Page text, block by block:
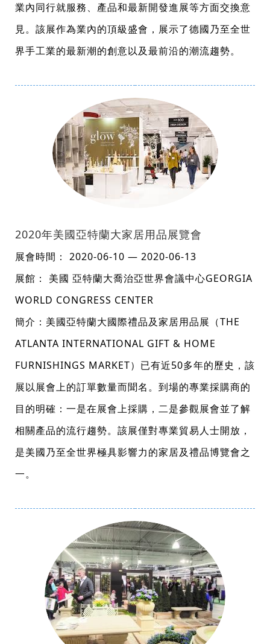
業內同行就服務、產品和最新開發進展等方面交換意
見。該展作為業內的頂級盛會，展示了德國乃至全世
界手工業的最新潮的創意以及最前沿的潮流趨勢。
2020年美國亞特蘭大家居用品展覽會
展會時間： 2020-06-10 — 2020-06-13
展館： 美國 亞特蘭大喬治亞世界會議中心GEORGIA
WORLD CONGRESS CENTER
簡介：美國亞特蘭大國際禮品及家居用品展（THE
ATLANTA INTERNATIONAL GIFT & HOME
FURNISHINGS MARKET）已有近50多年的歷史，該
展以展會上的訂單數量而聞名。到場的專業採購商的
目的明確：一是在展會上採購，二是參觀展會並了解
相關產品的流行趨勢。該展僅對專業貿易人士開放，
是美國乃至全世界極具影響力的家居及禮品博覽會之
一。